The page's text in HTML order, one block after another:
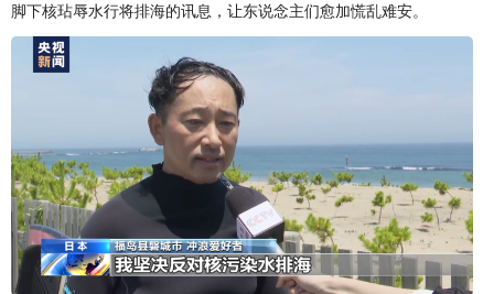
脚下核玷辱水行将排海的讯息，让东说念主们愈加慌乱难安。